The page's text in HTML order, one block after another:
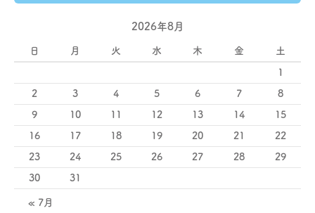
2026年8月
日 月 火 水 木 金 土
1
2 3 4 5 6 7 8
9 10 11 12 13 14 15
16 17 18 19 20 21 22
23 24 25 26 27 28 29
30 31
« 7月